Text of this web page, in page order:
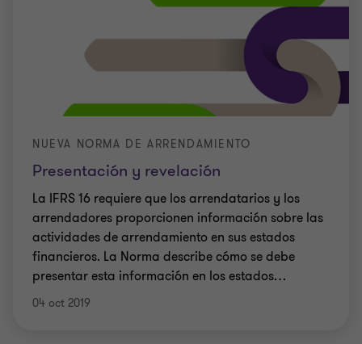
Presentación y revelación
NUEVA NORMA DE ARRENDAMIENTO
La IFRS 16 requiere que los arrendatarios y los
arrendadores proporcionen información sobre las
actividades de arrendamiento en sus estados
financieros. La Norma describe cómo se debe
presentar esta información en los estados…
04 oct 2019